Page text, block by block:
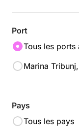
Port
Tous les ports
Marina
Pays
Tous les pays